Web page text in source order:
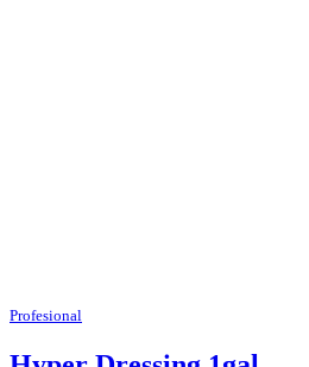
Profesional